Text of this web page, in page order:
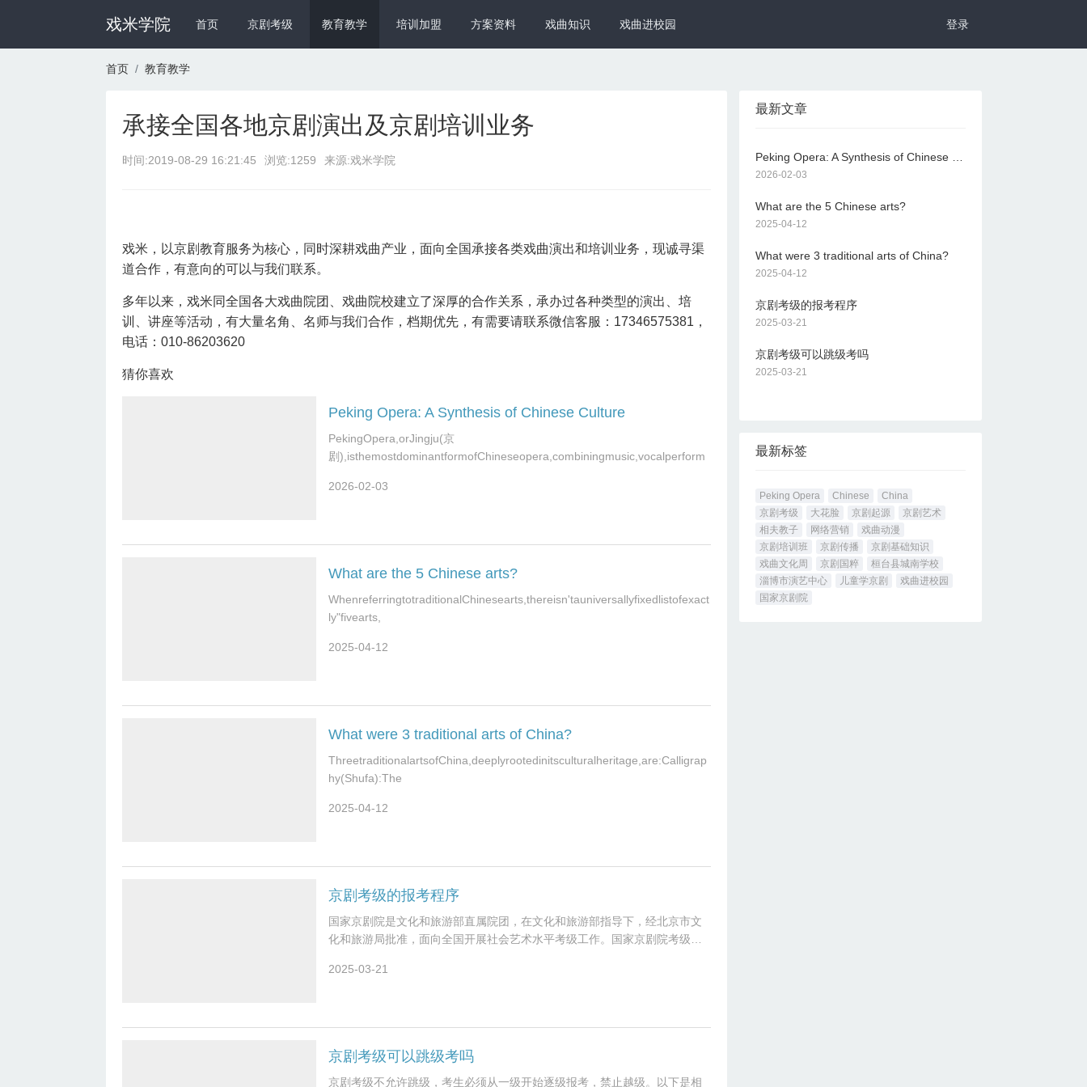
戏米学院 首页 京剧考级 教育教学 培训加盟 方案资料 戏曲知识 戏曲进校园 登录
首页 教育教学
承接全国各地京剧演出及京剧培训业务
时间:2019-08-29 16:21:45 浏览:1259 来源:戏米学院
戏米，以京剧教育服务为核心，同时深耕戏曲产业，面向全国承接各类戏曲演出和培训业务，现诚寻渠
道合作，有意向的可以与我们联系。
多年以来，戏米同全国各大戏曲院团、戏曲院校建立了深厚的合作关系，承办过各种类型的演出、培
训、讲座等活动，有大量名角、名师与我们合作，档期优先，有需要请联系微信客服：17346575381，
电话：010-86203620
猜你喜欢
Peking Opera: A Synthesis of Chinese Culture
PekingOpera,orJingju(京
剧),isthemostdominantformofChineseopera,combiningmusic,vocalperform
2026-02-03
What are the 5 Chinese arts?
WhenreferringtotraditionalChinesearts,thereisn'tauniversallyfixedlistofexact
ly"fivearts,
2025-04-12
What were 3 traditional arts of China?
ThreetraditionalartsofChina,deeplyrootedinitsculturalheritage,are:Calligrap
hy(Shufa):The
2025-04-12
京剧考级的报考程序
国家京剧院是文化和旅游部直属院团，在文化和旅游部指导下，经北京市文
化和旅游局批准，面向全国开展社会艺术水平考级工作。国家京剧院考级工
2025-03-21
京剧考级可以跳级考吗
京剧考级‌不允许跳级‌，考生必须从一级开始逐级报考，禁止越级。以下是相
最新文章
2026-02-03
What are the 5 Chinese arts?
2025-04-12
What were 3 traditional arts of China?
2025-04-12
京剧考级的报考程序
2025-03-21
京剧考级可以跳级考吗
2025-03-21
最新标签
Peking Opera Chinese
China
京剧考级
大花脸 京剧起源
京剧艺术
相夫教子
网络营销
戏曲动漫
京剧培训班
京剧传播
京剧基础知识
戏曲文化周
京剧国粹
桓台县城南学校
淄博市演艺中心
儿童学京剧
戏曲进校园
国家京剧院